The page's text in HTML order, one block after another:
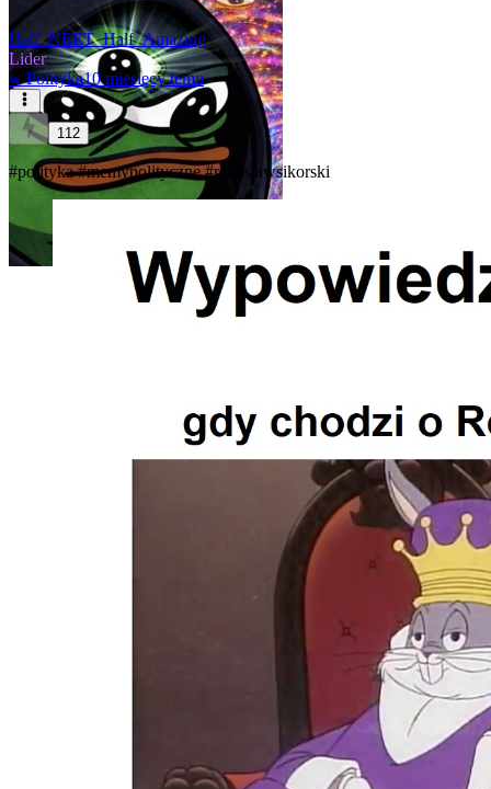
Half_NEET_Half_Amazing
Lider
w Polityka10 miesięcy temu
112
#polityka #memypolityczne #radoslawsikorski